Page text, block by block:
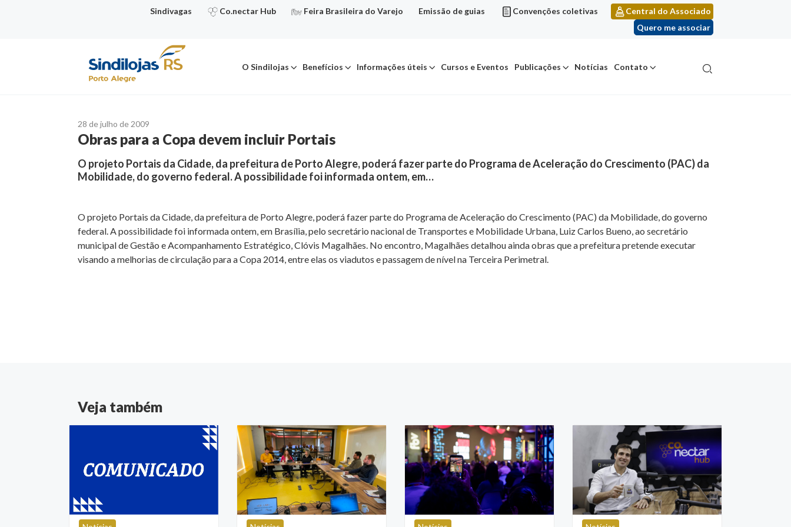
Sindivagas Co.nectar Hub Feira Brasileira do Varejo Emissão de guias Convenções coletivas
Central do Associado
Quero me associar
O Sindilojas Benefícios Informações úteis Cursos e Eventos Publicações Notícias Contato
28 de julho de 2009
Obras para a Copa devem incluir Portais
O projeto Portais da Cidade, da prefeitura de Porto Alegre, poderá fazer parte do Programa de Aceleração do Crescimento (PAC) da
Mobilidade, do governo federal. A possibilidade foi informada ontem, em…
O projeto Portais da Cidade, da prefeitura de Porto Alegre, poderá fazer parte do Programa de Aceleração do Crescimento (PAC) da Mobilidade, do governo
federal. A possibilidade foi informada ontem, em Brasília, pelo secretário nacional de Transportes e Mobilidade Urbana, Luiz Carlos Bueno, ao secretário
municipal de Gestão e Acompanhamento Estratégico, Clóvis Magalhães. No encontro, Magalhães detalhou ainda obras que a prefeitura pretende executar
visando a melhorias de circulação para a Copa 2014, entre elas os viadutos e passagem de nível na Terceira Perimetral.
Veja também